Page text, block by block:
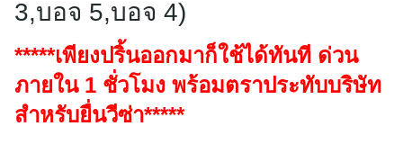
3,บอจ 5,บอจ 4)
*****เพียงปริ้นออกมาก็ใช้ได้ทันที ด่วน
ภายใน 1 ชั่วโมง พร้อมตราประทับบริษัท
สำหรับยื่นวีซ่า*****